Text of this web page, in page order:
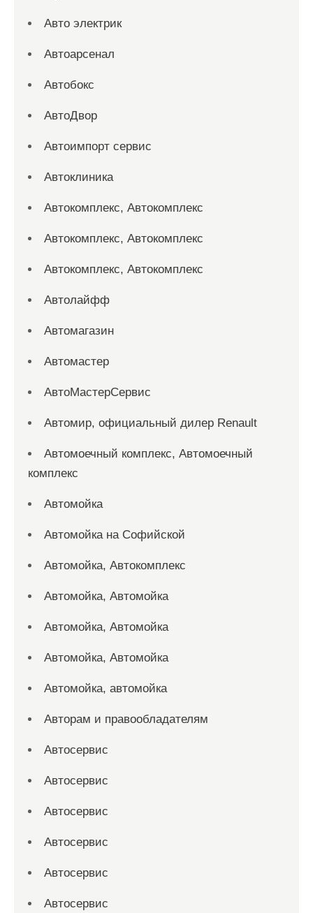
Авто электрик
Автоарсенал
Автобокс
АвтоДвор
Автоимпорт сервис
Автоклиника
Автокомплекс, Автокомплекс
Автокомплекс, Автокомплекс
Автокомплекс, Автокомплекс
Автолайфф
Автомагазин
Автомастер
АвтоМастерСервис
Автомир, официальный дилер Renault
Автомоечный комплекс, Автомоечный
комплекс
Автомойка
Автомойка на Софийской
Автомойка, Автокомплекс
Автомойка, Автомойка
Автомойка, Автомойка
Автомойка, Автомойка
Автомойка, автомойка
Авторам и правообладателям
Автосервис
Автосервис
Автосервис
Автосервис
Автосервис
Автосервис